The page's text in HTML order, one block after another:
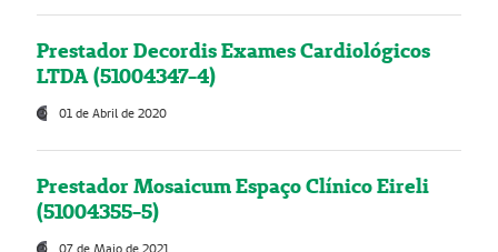
Prestador Decordis Exames Cardiológicos
LTDA (51004347-4)
01 de Abril de 2020
Prestador Mosaicum Espaço Clínico Eireli
(51004355-5)
07 de Maio de 2021